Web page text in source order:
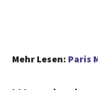
Mehr Lesen: Paris